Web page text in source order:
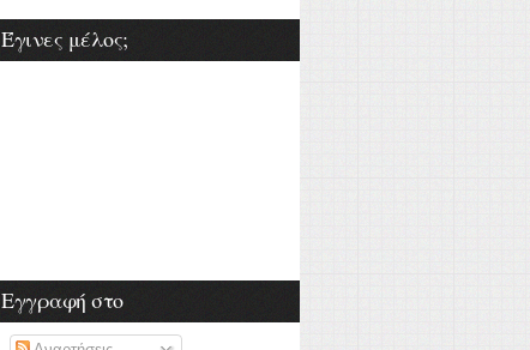
Έγινες μέλος;
Εγγραφή στο